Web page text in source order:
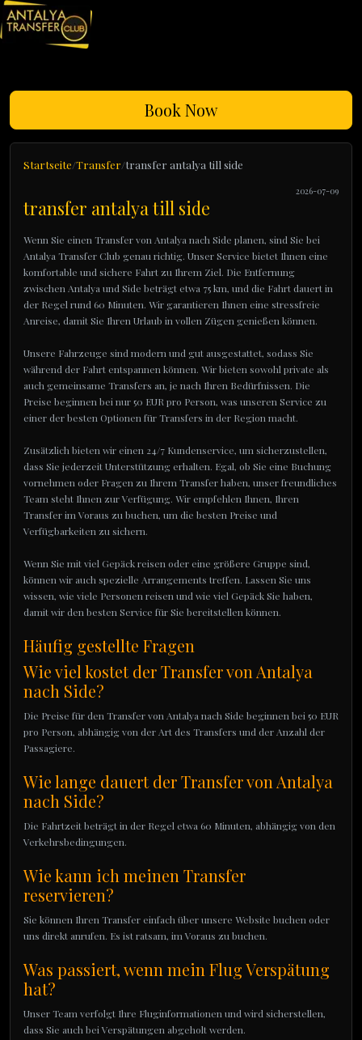
Book Now
Startseite Transfer transfer antalya till side
2026-07-09
transfer antalya till side
Wenn Sie einen Transfer von Antalya nach Side planen, sind Sie bei
Antalya Transfer Club genau richtig. Unser Service bietet Ihnen eine
komfortable und sichere Fahrt zu Ihrem Ziel. Die Entfernung
zwischen Antalya und Side beträgt etwa 75 km, und die Fahrt dauert in
der Regel rund 60 Minuten. Wir garantieren Ihnen eine stressfreie
Anreise, damit Sie Ihren Urlaub in vollen Zügen genießen können.
Unsere Fahrzeuge sind modern und gut ausgestattet, sodass Sie
während der Fahrt entspannen können. Wir bieten sowohl private als
auch gemeinsame Transfers an, je nach Ihren Bedürfnissen. Die
Preise beginnen bei nur 50 EUR pro Person, was unseren Service zu
einer der besten Optionen für Transfers in der Region macht.
Zusätzlich bieten wir einen 24/7 Kundenservice, um sicherzustellen,
dass Sie jederzeit Unterstützung erhalten. Egal, ob Sie eine Buchung
vornehmen oder Fragen zu Ihrem Transfer haben, unser freundliches
Team steht Ihnen zur Verfügung. Wir empfehlen Ihnen, Ihren
Transfer im Voraus zu buchen, um die besten Preise und
Verfügbarkeiten zu sichern.
Wenn Sie mit viel Gepäck reisen oder eine größere Gruppe sind,
können wir auch spezielle Arrangements treffen. Lassen Sie uns
wissen, wie viele Personen reisen und wie viel Gepäck Sie haben,
damit wir den besten Service für Sie bereitstellen können.
Häufig gestellte Fragen
Wie viel kostet der Transfer von Antalya
nach Side?
Die Preise für den Transfer von Antalya nach Side beginnen bei 50 EUR
pro Person, abhängig von der Art des Transfers und der Anzahl der
Passagiere.
Wie lange dauert der Transfer von Antalya
nach Side?
Die Fahrtzeit beträgt in der Regel etwa 60 Minuten, abhängig von den
Verkehrsbedingungen.
Wie kann ich meinen Transfer
reservieren?
Sie können Ihren Transfer einfach über unsere Website buchen oder
uns direkt anrufen. Es ist ratsam, im Voraus zu buchen.
Was passiert, wenn mein Flug Verspätung
hat?
Unser Team verfolgt Ihre Fluginformationen und wird sicherstellen,
dass Sie auch bei Verspätungen abgeholt werden.